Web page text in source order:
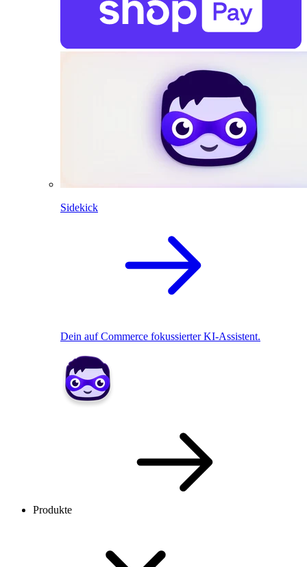
Sidekick
Dein auf Commerce fokussierter KI-Assistent.
Produkte